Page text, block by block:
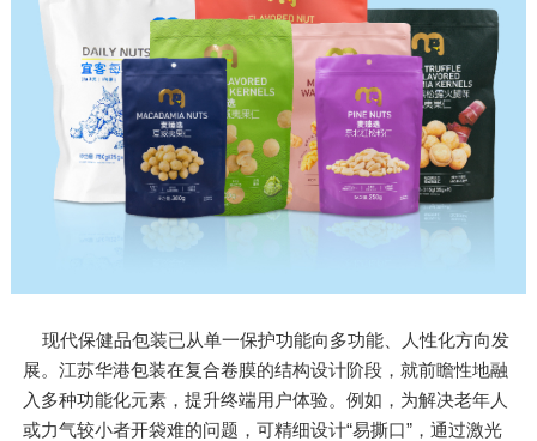
现代保健品包装已从单一保护功能向多功能、人性化方向发
展。江苏华港包装在复合卷膜的结构设计阶段，就前瞻性地融
入多种功能化元素，提升终端用户体验。例如，为解决老年人
或力气较小者开袋难的问题，可精细设计“易撕口”，通过激光